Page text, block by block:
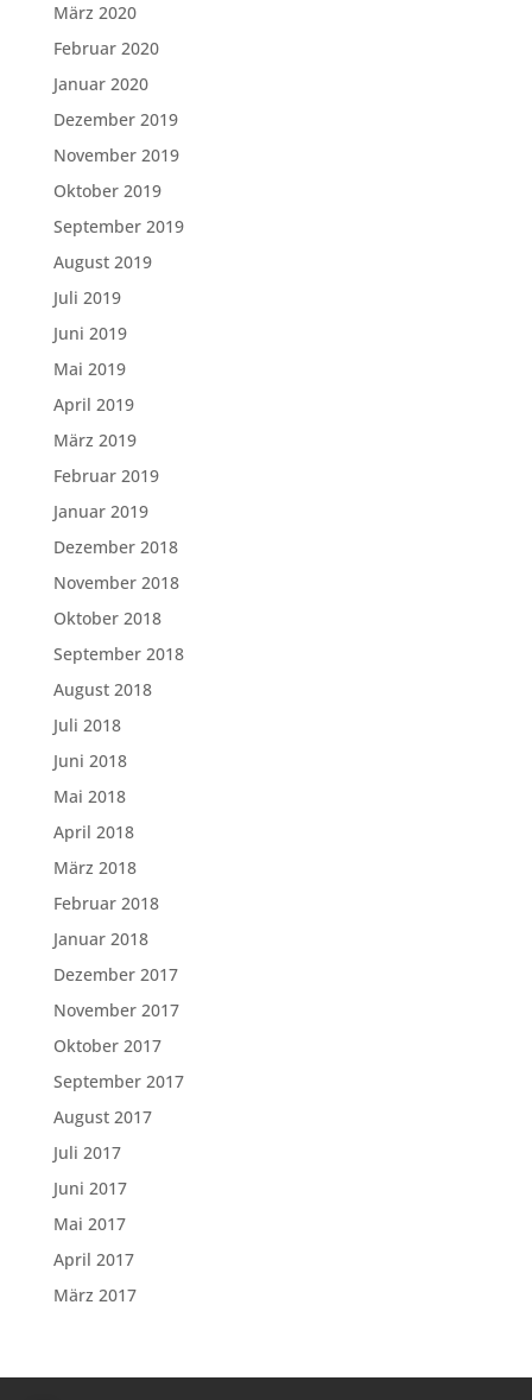
März 2020
Februar 2020
Januar 2020
Dezember 2019
November 2019
Oktober 2019
September 2019
August 2019
Juli 2019
Juni 2019
Mai 2019
April 2019
März 2019
Februar 2019
Januar 2019
Dezember 2018
November 2018
Oktober 2018
September 2018
August 2018
Juli 2018
Juni 2018
Mai 2018
April 2018
März 2018
Februar 2018
Januar 2018
Dezember 2017
November 2017
Oktober 2017
September 2017
August 2017
Juli 2017
Juni 2017
Mai 2017
April 2017
März 2017